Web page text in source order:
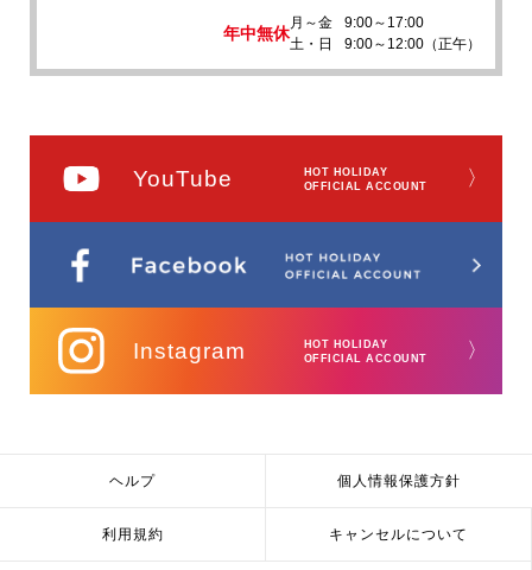
年中無休
月～金
9:00～17:00
土・日
9:00～12:00（正午）
YouTube
HOT HOLIDAY
OFFICIAL ACCOUNT
〉
Instagram
HOT HOLIDAY
OFFICIAL ACCOUNT
〉
ヘルプ 個人情報保護方針
利用規約 キャンセルについて